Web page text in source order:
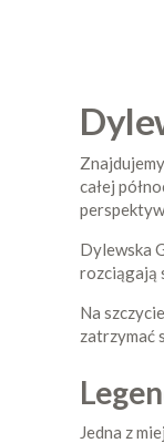
całej
Dylewska
rozciągają
Na
zatrzymać
Jedna z